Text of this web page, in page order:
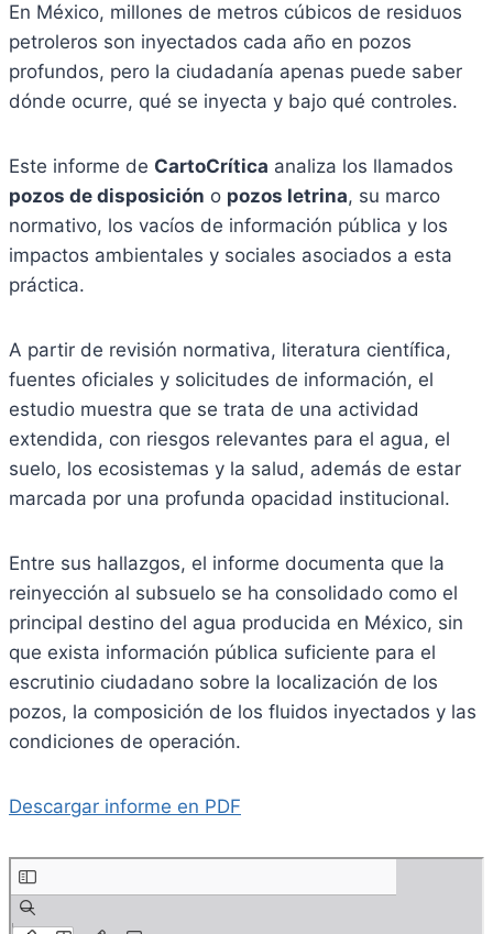
En México, millones de metros cúbicos de residuos
petroleros son inyectados cada año en pozos
profundos, pero la ciudadanía apenas puede saber
dónde ocurre, qué se inyecta y bajo qué controles.
Este informe de CartoCrítica analiza los llamados
pozos de disposición o pozos letrina, su marco
normativo, los vacíos de información pública y los
impactos ambientales y sociales asociados a esta
práctica.
A partir de revisión normativa, literatura científica,
fuentes oficiales y solicitudes de información, el
estudio muestra que se trata de una actividad
extendida, con riesgos relevantes para el agua, el
suelo, los ecosistemas y la salud, además de estar
marcada por una profunda opacidad institucional.
Entre sus hallazgos, el informe documenta que la
reinyección al subsuelo se ha consolidado como el
principal destino del agua producida en México, sin
que exista información pública suficiente para el
escrutinio ciudadano sobre la localización de los
pozos, la composición de los fluidos inyectados y las
condiciones de operación.
Descargar informe en PDF